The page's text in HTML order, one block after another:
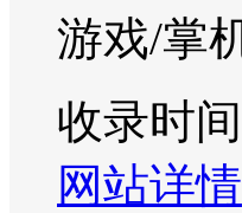
游戏/掌
收录时
网站详情